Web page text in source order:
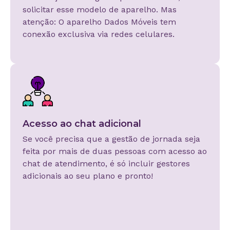
solicitar esse modelo de aparelho. Mas
atenção: O aparelho Dados Móveis tem
conexão exclusiva via redes celulares.
Acesso ao chat adicional
Se você precisa que a gestão de jornada seja
feita por mais de duas pessoas com acesso ao
chat de atendimento, é só incluir gestores
adicionais ao seu plano e pronto!